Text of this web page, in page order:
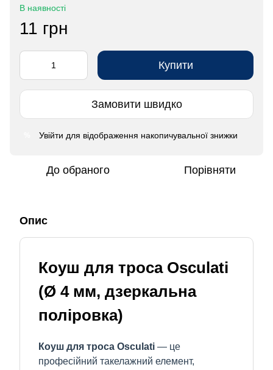
В наявності
11 грн
Купити
Замовити швидко
Увійти для відображення накопичувальної знижки
До обраного Порівняти
Опис
Коуш для троса Osculati
(Ø 4 мм, дзеркальна
поліровка)
Коуш для троса Osculati — це
професійний такелажний елемент,